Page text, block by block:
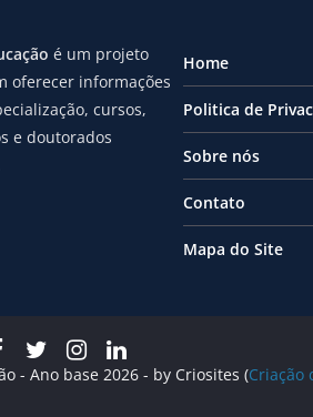
é um projeto
oferecer informações
cursos,
e doutorados
Home
Politica de
Sobre nós
Contato
Mapa do Site
- Ano base 2026 - by Criosites (Criação